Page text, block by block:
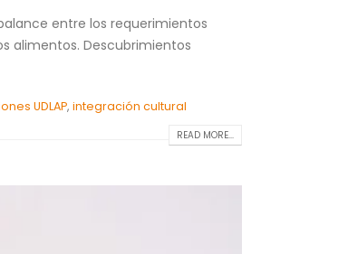
entre los requerimientos
alimentos. Descubrimientos
UDLAP,integración cultural
READ MORE...